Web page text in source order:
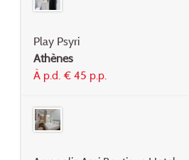
Play Psyri
Athènes
À p.d. € 45 p.p.